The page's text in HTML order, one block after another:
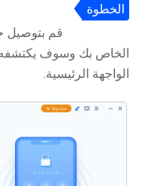
الخطوة
قم بتوصيل
الخاص بك وسوف يكتشفه
الواجهة الرئيسية.